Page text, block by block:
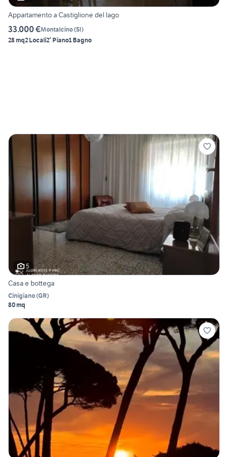
Appartamento a Castiglione del lago
33.000 €Montalcino(SI)
28 mq2 Locali2° Piano1 Bagno
5
Casa e bottega
Cinigiano(GR)
80 mq